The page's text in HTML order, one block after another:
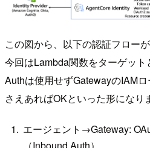
この図から、以下の認証フローが
今回はLambda関数をターゲッ
Authは使用せずGatewayのIAM
さえあればOKといった形になり
エージェント→Gateway: